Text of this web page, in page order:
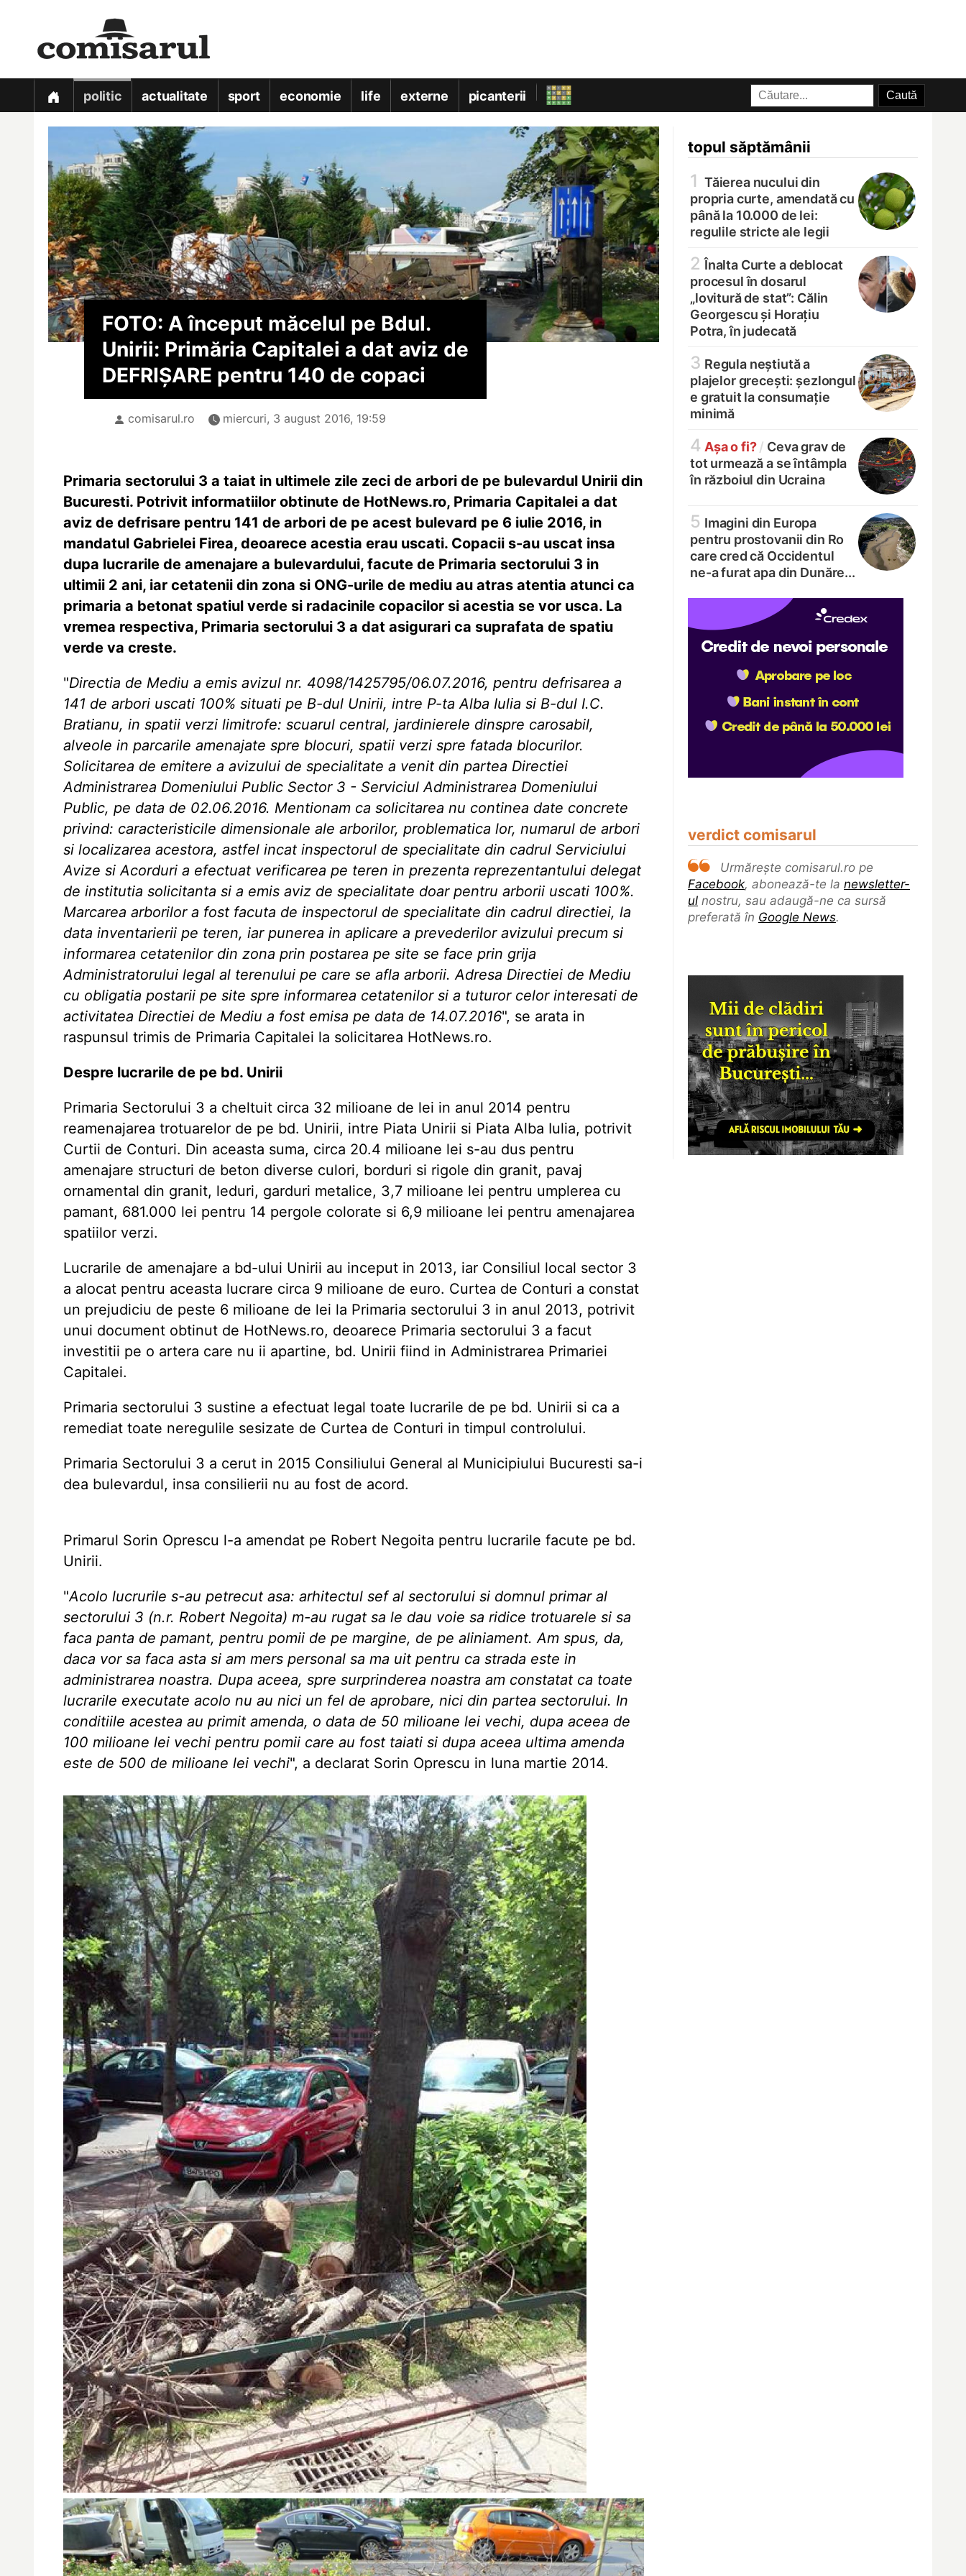
politic actualitate sport economie life externe picanterii
topul săptămânii
1 Tăierea nucului din
propria curte, amendată cu
până la 10.000 de lei:
regulile stricte ale legii
2 Înalta Curte a deblocat
procesul în dosarul
„lovitură de stat”: Călin
Georgescu și Horațiu
Potra, în judecată
3 Regula neștiută a
plajelor grecești: șezlongul
e gratuit la consumație
minimă
4 Așa o fi? / Ceva grav de
tot urmează a se întâmpla
în războiul din Ucraina
5 Imagini din Europa
pentru prostovanii din Ro
care cred că Occidentul
ne-a furat apa din Dunăre...
verdict comisarul
Urmărește comisarul.ro pe
Facebook, abonează-te la newsletter-
ul nostru, sau adaugă-ne ca sursă
preferată în Google News.
FOTO: A început măcelul pe Bdul.
Unirii: Primăria Capitalei a dat aviz de
DEFRIȘARE pentru 140 de copaci
comisarul.ro miercuri, 3 august 2016, 19:59
Primaria sectorului 3 a taiat in ultimele zile zeci de arbori de pe bulevardul Unirii din
Bucuresti. Potrivit informatiilor obtinute de HotNews.ro, Primaria Capitalei a dat
aviz de defrisare pentru 141 de arbori de pe acest bulevard pe 6 iulie 2016, in
mandatul Gabrielei Firea, deoarece acestia erau uscati. Copacii s-au uscat insa
dupa lucrarile de amenajare a bulevardului, facute de Primaria sectorului 3 in
ultimii 2 ani, iar cetatenii din zona si ONG-urile de mediu au atras atentia atunci ca
primaria a betonat spatiul verde si radacinile copacilor si acestia se vor usca. La
vremea respectiva, Primaria sectorului 3 a dat asigurari ca suprafata de spatiu
verde va creste.
"Directia de Mediu a emis avizul nr. 4098/1425795/06.07.2016, pentru defrisarea a
141 de arbori uscati 100% situati pe B-dul Unirii, intre P-ta Alba Iulia si B-dul I.C.
Bratianu, in spatii verzi limitrofe: scuarul central, jardinierele dinspre carosabil,
alveole in parcarile amenajate spre blocuri, spatii verzi spre fatada blocurilor.
Solicitarea de emitere a avizului de specialitate a venit din partea Directiei
Administrarea Domeniului Public Sector 3 - Serviciul Administrarea Domeniului
Public, pe data de 02.06.2016. Mentionam ca solicitarea nu continea date concrete
privind: caracteristicile dimensionale ale arborilor, problematica lor, numarul de arbori
si localizarea acestora, astfel incat inspectorul de specialitate din cadrul Serviciului
Avize si Acorduri a efectuat verificarea pe teren in prezenta reprezentantului delegat
de institutia solicitanta si a emis aviz de specialitate doar pentru arborii uscati 100%.
Marcarea arborilor a fost facuta de inspectorul de specialitate din cadrul directiei, la
data inventarierii pe teren, iar punerea in aplicare a prevederilor avizului precum si
informarea cetatenilor din zona prin postarea pe site se face prin grija
Administratorului legal al terenului pe care se afla arborii. Adresa Directiei de Mediu
cu obligatia postarii pe site spre informarea cetatenilor si a tuturor celor interesati de
activitatea Directiei de Mediu a fost emisa pe data de 14.07.2016", se arata in
raspunsul trimis de Primaria Capitalei la solicitarea HotNews.ro.
Despre lucrarile de pe bd. Unirii
Primaria Sectorului 3 a cheltuit circa 32 milioane de lei in anul 2014 pentru
reamenajarea trotuarelor de pe bd. Unirii, intre Piata Unirii si Piata Alba Iulia, potrivit
Curtii de Conturi. Din aceasta suma, circa 20.4 milioane lei s-au dus pentru
amenajare structuri de beton diverse culori, borduri si rigole din granit, pavaj
ornamental din granit, leduri, garduri metalice, 3,7 milioane lei pentru umplerea cu
pamant, 681.000 lei pentru 14 pergole colorate si 6,9 milioane lei pentru amenajarea
spatiilor verzi.
Lucrarile de amenajare a bd-ului Unirii au inceput in 2013, iar Consiliul local sector 3
a alocat pentru aceasta lucrare circa 9 milioane de euro. Curtea de Conturi a constat
un prejudiciu de peste 6 milioane de lei la Primaria sectorului 3 in anul 2013, potrivit
unui document obtinut de HotNews.ro, deoarece Primaria sectorului 3 a facut
investitii pe o artera care nu ii apartine, bd. Unirii fiind in Administrarea Primariei
Capitalei.
Primaria sectorului 3 sustine a efectuat legal toate lucrarile de pe bd. Unirii si ca a
remediat toate neregulile sesizate de Curtea de Conturi in timpul controlului.
Primaria Sectorului 3 a cerut in 2015 Consiliului General al Municipiului Bucuresti sa-i
dea bulevardul, insa consilierii nu au fost de acord.
Primarul Sorin Oprescu l-a amendat pe Robert Negoita pentru lucrarile facute pe bd.
Unirii.
"Acolo lucrurile s-au petrecut asa: arhitectul sef al sectorului si domnul primar al
sectorului 3 (n.r. Robert Negoita) m-au rugat sa le dau voie sa ridice trotuarele si sa
faca panta de pamant, pentru pomii de pe margine, de pe aliniament. Am spus, da,
daca vor sa faca asta si am mers personal sa ma uit pentru ca strada este in
administrarea noastra. Dupa aceea, spre surprinderea noastra am constatat ca toate
lucrarile executate acolo nu au nici un fel de aprobare, nici din partea sectorului. In
conditiile acestea au primit amenda, o data de 50 milioane lei vechi, dupa aceea de
100 milioane lei vechi pentru pomii care au fost taiati si dupa aceea ultima amenda
este de 500 de milioane lei vechi", a declarat Sorin Oprescu in luna martie 2014.